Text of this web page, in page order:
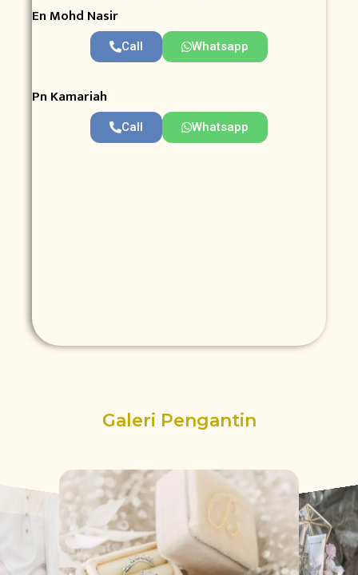
En Mohd Nasir
Call Whatsapp
Pn Kamariah
Call Whatsapp
Galeri Pengantin